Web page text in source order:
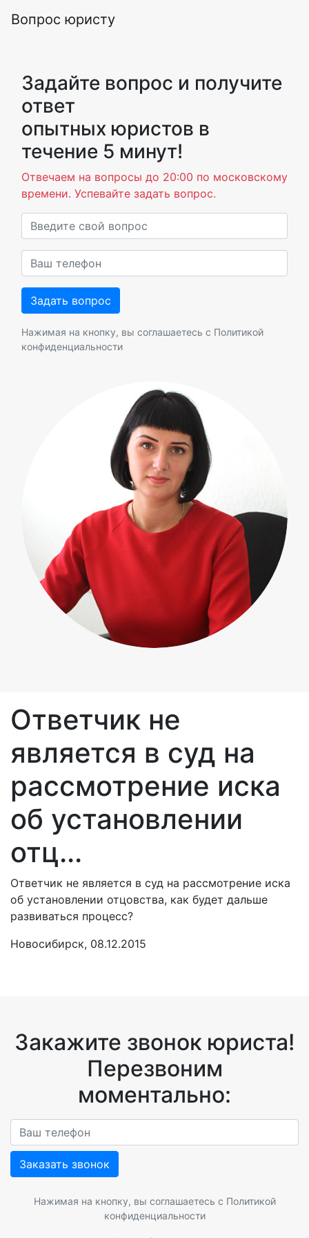
Вопрос юристу
Задайте вопрос и получите
ответ
опытных юристов в
течение 5 минут!
Отвечаем на вопросы до 20:00 по московскому
времени. Успевайте задать вопрос.
Нажимая на кнопку, вы соглашаетесь с Политикой
конфиденциальности
Ответчик не
является в суд на
рассмотрение иска
об установлении
отц...
Ответчик не является в суд на рассмотрение иска
об установлении отцовства, как будет дальше
развиваться процесс?
Новосибирск, 08.12.2015
Закажите звонок юриста!
Перезвоним
моментально:
Заказать звонок
Нажимая на кнопку, вы соглашаетесь с Политикой
конфиденциальности